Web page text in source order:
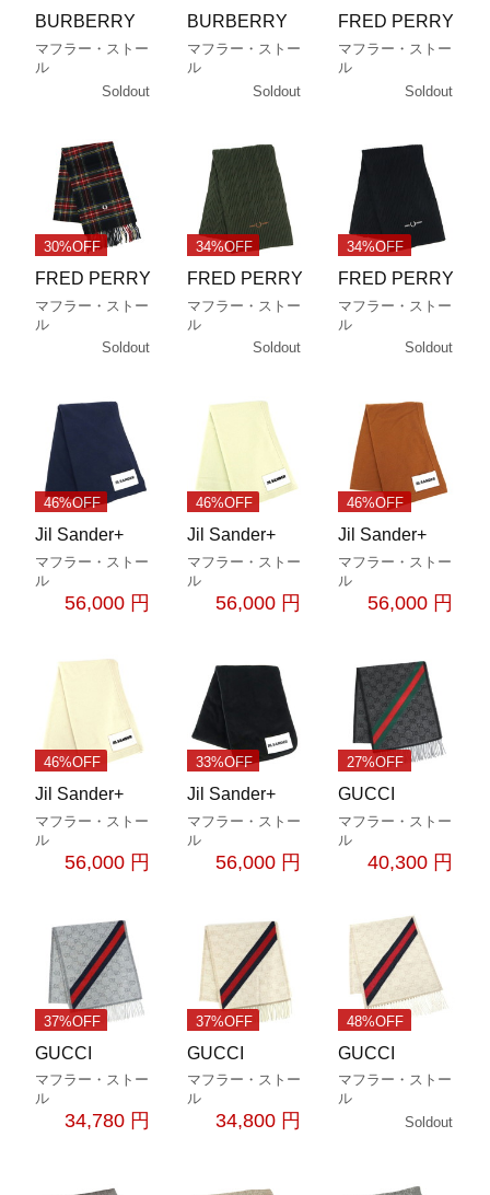
BURBERRY
マフラー・ストー
ル
Soldout
BURBERRY
マフラー・ストー
ル
Soldout
FRED PERRY
マフラー・ストー
ル
Soldout
30%OFF
FRED PERRY
マフラー・ストー
ル
Soldout
34%OFF
FRED PERRY
マフラー・ストー
ル
Soldout
34%OFF
FRED PERRY
マフラー・ストー
ル
Soldout
46%OFF
Jil Sander+
マフラー・ストー
ル
56,000 円
46%OFF
Jil Sander+
マフラー・ストー
ル
56,000 円
46%OFF
Jil Sander+
マフラー・ストー
ル
56,000 円
46%OFF
Jil Sander+
マフラー・ストー
ル
56,000 円
33%OFF
Jil Sander+
マフラー・ストー
ル
56,000 円
27%OFF
GUCCI
マフラー・ストー
ル
40,300 円
37%OFF
GUCCI
マフラー・ストー
ル
34,780 円
37%OFF
GUCCI
マフラー・ストー
ル
34,800 円
48%OFF
GUCCI
マフラー・ストー
ル
Soldout